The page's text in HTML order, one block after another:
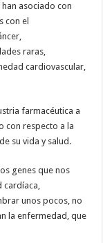
asociado con
con el
raras,
cardiovascular,
farmacéutica a
con respecto a la
su vida y salud.
genes que nos
cardíaca,
unos pocos, no
la enfermedad, que